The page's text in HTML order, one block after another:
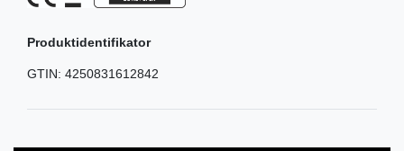
Produktidentifikator
GTIN: 4250831612842